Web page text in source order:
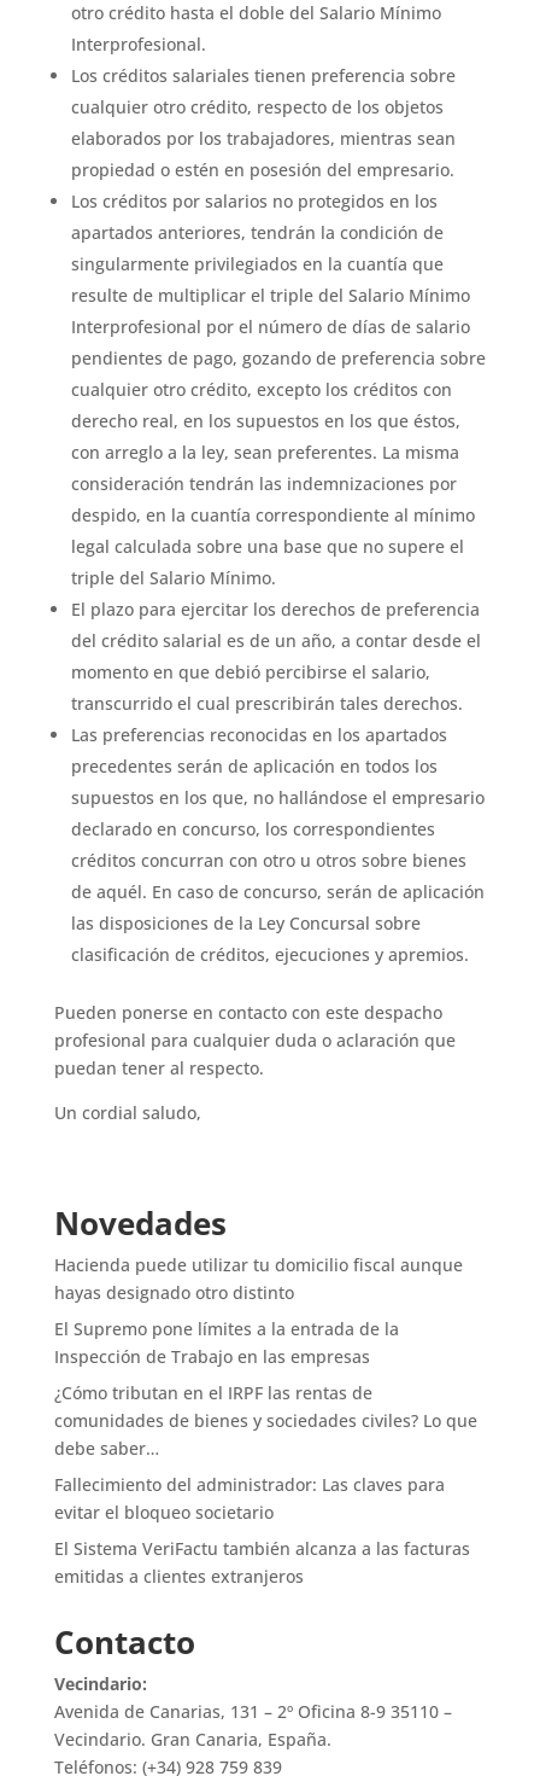
otro crédito hasta el doble del Salario Mínimo
Interprofesional.
Los créditos salariales tienen preferencia sobre
cualquier otro crédito, respecto de los objetos
elaborados por los trabajadores, mientras sean
propiedad o estén en posesión del empresario.
Los créditos por salarios no protegidos en los
apartados anteriores, tendrán la condición de
singularmente privilegiados en la cuantía que
resulte de multiplicar el triple del Salario Mínimo
Interprofesional por el número de días de salario
pendientes de pago, gozando de preferencia sobre
cualquier otro crédito, excepto los créditos con
derecho real, en los supuestos en los que éstos,
con arreglo a la ley, sean preferentes. La misma
consideración tendrán las indemnizaciones por
despido, en la cuantía correspondiente al mínimo
legal calculada sobre una base que no supere el
triple del Salario Mínimo.
El plazo para ejercitar los derechos de preferencia
del crédito salarial es de un año, a contar desde el
momento en que debió percibirse el salario,
transcurrido el cual prescribirán tales derechos.
Las preferencias reconocidas en los apartados
precedentes serán de aplicación en todos los
supuestos en los que, no hallándose el empresario
declarado en concurso, los correspondientes
créditos concurran con otro u otros sobre bienes
de aquél. En caso de concurso, serán de aplicación
las disposiciones de la Ley Concursal sobre
clasificación de créditos, ejecuciones y apremios.
Pueden ponerse en contacto con este despacho
profesional para cualquier duda o aclaración que
puedan tener al respecto.
Un cordial saludo,
Novedades
Hacienda puede utilizar tu domicilio fiscal aunque
hayas designado otro distinto
El Supremo pone límites a la entrada de la
Inspección de Trabajo en las empresas
¿Cómo tributan en el IRPF las rentas de
comunidades de bienes y sociedades civiles? Lo que
debe saber…
Fallecimiento del administrador: Las claves para
evitar el bloqueo societario
El Sistema VeriFactu también alcanza a las facturas
emitidas a clientes extranjeros
Contacto
Vecindario:
Avenida de Canarias, 131 – 2º Oficina 8-9 35110 –
Vecindario. Gran Canaria, España.
Teléfonos: (+34) 928 759 839